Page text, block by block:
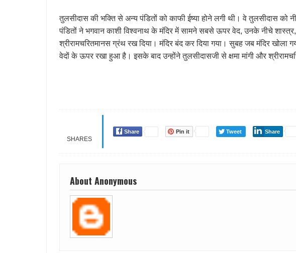
तुलसीदास की भक्ति से अन्य पंडितों को काफी ईष्या होने लगी थी। वे तुलसीदास को
पंडितों ने भगवान काशी विश्वनाथ के मंदिर में सामने सबसे ऊपर वेद, उनके नीचे
श्रीरामचरितमानस ग्रंथ रख दिया। मंदिर बंद कर दिया गया। सुबह जब मंदिर खोला
वेदों के ऊपर रखा हुआ है। इसके बाद उन्होंने तुलसीदासजी से क्षमा मांगी और
SHARES
Share Pin it Tweet Share
About Anonymous